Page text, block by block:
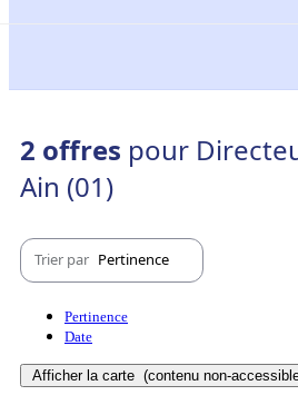
2 offres pour
Ain (01)
Trier par Pertinence
Pertinence
Date
Afficher la carte (contenu non-